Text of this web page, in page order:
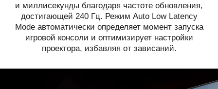
и миллисекунды благодаря частоте обновления,
достигающей 240 Гц. Режим Auto Low Latency
Mode автоматически определяет момент запуска
игровой консоли и оптимизирует настройки
проектора, избавляя от зависаний.